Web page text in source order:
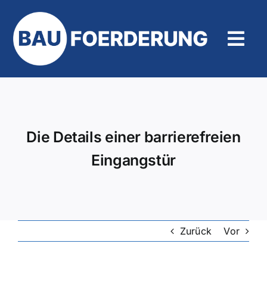
Inhalt
springen
Die Details einer barrierefreien
Eingangstür
Zurück Vor